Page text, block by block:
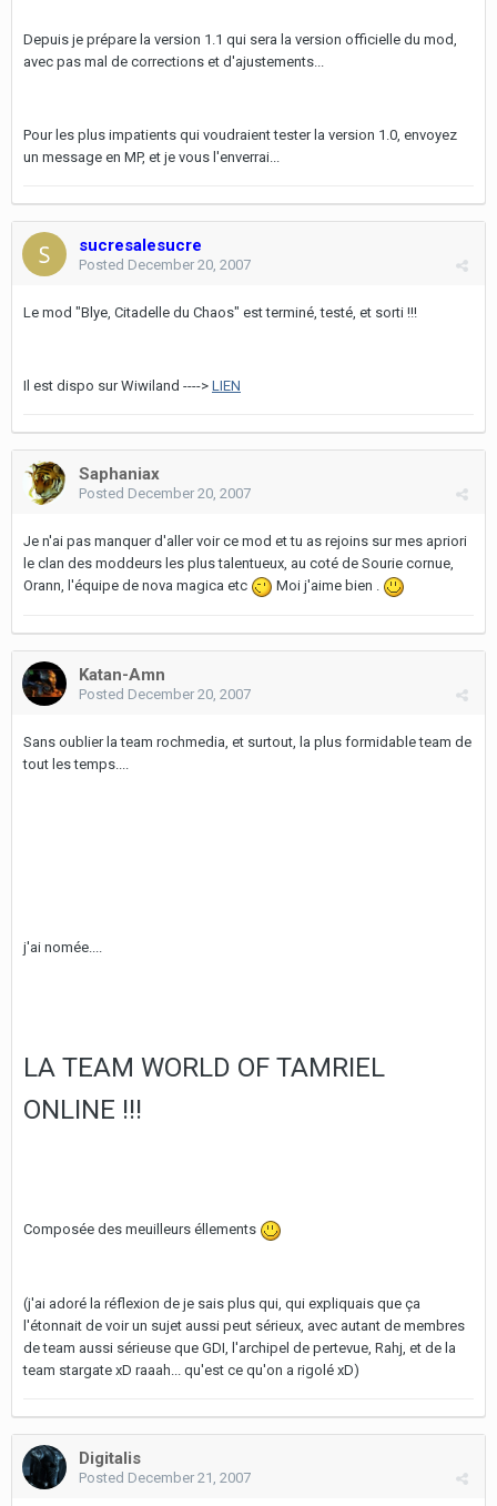
Depuis je prépare la version 1.1 qui sera la version officielle du mod,
avec pas mal de corrections et d'ajustements...
Pour les plus impatients qui voudraient tester la version 1.0, envoyez
un message en MP, et je vous l'enverrai...
sucresalesucre
Posted December 20, 2007
Le mod "Blye, Citadelle du Chaos" est terminé, testé, et sorti !!!
Il est dispo sur Wiwiland ----> LIEN
Saphaniax
Posted December 20, 2007
Je n'ai pas manquer d'aller voir ce mod et tu as rejoins sur mes apriori
le clan des moddeurs les plus talentueux, au coté de Sourie cornue,
Orann, l'équipe de nova magica etc
Moi j'aime bien .
Katan-Amn
Posted December 20, 2007
Sans oublier la team rochmedia, et surtout, la plus formidable team de
tout les temps....
j'ai nomée....
LA TEAM WORLD OF TAMRIEL
ONLINE !!!
Composée des meuilleurs éllements
(j'ai adoré la réflexion de je sais plus qui, qui expliquais que ça
l'étonnait de voir un sujet aussi peut sérieux, avec autant de membres
de team aussi sérieuse que GDI, l'archipel de pertevue, Rahj, et de la
team stargate xD raaah... qu'est ce qu'on a rigolé xD)
Digitalis
Posted December 21, 2007